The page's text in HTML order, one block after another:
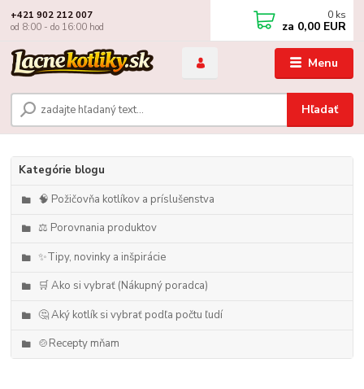
Menu
Hľadať
+421 902 212 007
od 8:00 - do 16:00 hod
0 ks
za 0,00 EUR
Kategórie blogu
🧠 Požičovňa kotlíkov a príslušenstva
⚖️ Porovnania produktov
✨Tipy, novinky a inšpirácie
🛒 Ako si vybrať (Nákupný poradca)
🤔 Aký kotlík si vybrať podľa počtu ľudí
🍲Recepty mňam